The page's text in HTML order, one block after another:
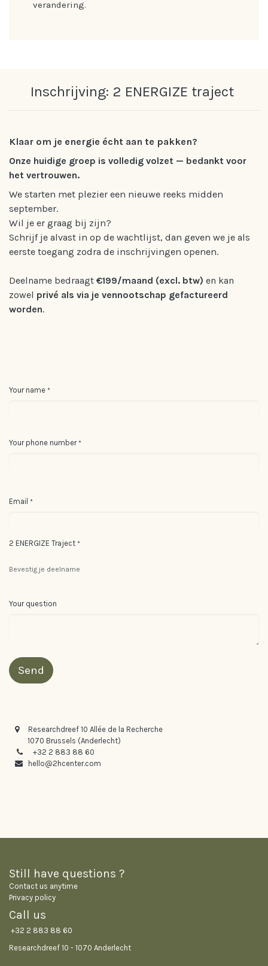
verandering.
Inschrijving: 2 ENERGIZE traject
Klaar om je energie écht aan te pakken?
Onze huidige groep is volledig volzet — bedankt voor
het vertrouwen.
We starten met plezier een nieuwe reeks midden
september.
Wil je er graag bij zijn?
Schrijf je alvast in op de wachtlijst, dan geven we je als
eerste toegang zodra de inschrijvingen openen.
Deelname bedraagt €199/maand (excl. btw) en kan
zowel privé als via je vennootschap gefactureerd
worden.
Your name *
Your phone number*
Email *
2 ENERGIZE Traject *
Bevestig je deelname
Your question
Send
Researchdreef 10 Allée de la Recherche
1070 Brussels (Anderlecht​)
+32 2 883 88 60
hello@2hcenter.com
Still have questions ?
Contact us anytime
Privacy policy
Call us
+32 2 883 88 60
Researchdreef 10 - 1070 Anderlecht